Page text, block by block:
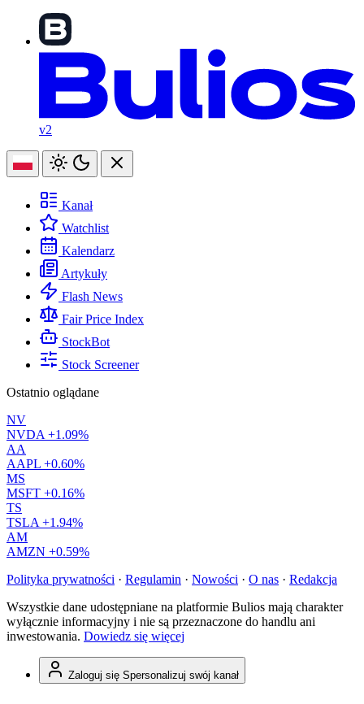
v2
Kanał
Watchlist
Kalendarz
Artykuły
Flash News
Fair Price Index
StockBot
Stock Screener
Ostatnio oglądane
NV
NVDA +1.09%
AA
AAPL +0.60%
MS
MSFT +0.16%
TS
TSLA +1.94%
AM
AMZN +0.59%
Polityka prywatności · Regulamin · Nowości · O nas · Redakcja
Wszystkie dane udostępniane na platformie Bulios mają charakter
wyłącznie informacyjny i nie są przeznaczone do handlu ani
inwestowania. Dowiedz się więcej
Zaloguj się Spersonalizuj swój kanał